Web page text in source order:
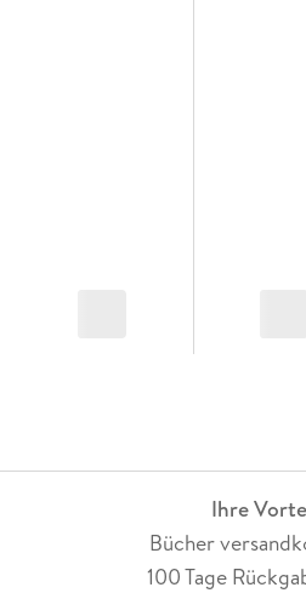
Ihre
Bücher
100 Tage